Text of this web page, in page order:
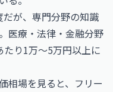
が、専門分野の知識
医療・法律・金融分野
り1万〜5万円以上に
相場を見ると、フリー